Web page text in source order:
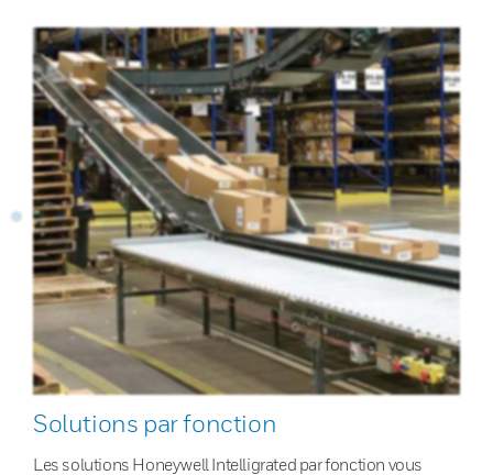
Solutions par fonction
Les solutions Honeywell Intelligrated par fonction vous